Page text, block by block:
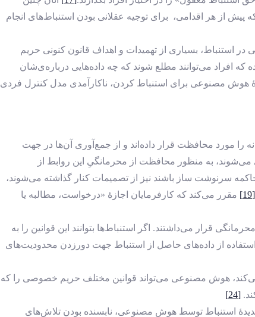
پیش از هر اقدامی، برای توجیه عقلانی‌ بودن استنباط‌های انجام
استنباط، بسیاری از تهمیدات و اهداف قانون کنونی حریم
که افراد می‌توانند مطلع شوند که چه داده‌هایی درباره‌ی‌شان
هوش مصنوعی برای استنباط‌ کردن، ناکارآمدی مدل کنترل فردی
مورد محافظت قرار داده‌اند و از جمع‌آوری آن‌ها در جهت
می‌شوند، به ‌منظور محافظت از محرمانگیِ این روابط از
سرنوشت ‌ساز باشند نیز از تصمیمات کنار گذاشته می‌شوند،
[19]
مقرر می‌کند که کارفرمایان اجازۀ «درخواست، مطالبه یا
قرار می‌داشتند. اگر استنباط‌ها بتوانند این قوانین را به‌
از داده‌های حاصل از استنباط جهت دورزدن محدودیت‌های
هوش مصنوعی می‌تواند قوانین مختلف حریم خصوصی را که
[24]
استنباط توسط هوش مصنوعی، نابسنده ‌بودن تلاش‌های